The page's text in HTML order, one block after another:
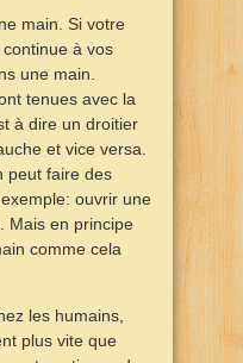
main. Si votre
à vos
une main.
tenues avec la
à dire un droitier
et vice versa.
peut faire des
ouvrir une
Mais en principe
comme cela
les humains,
plus vite que